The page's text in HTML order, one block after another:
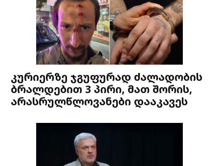
კურიერზე ჯგუფურად ძალადობის
ბრალდებით 3 პირი, მათ შორის,
არასრულწლოვანები დააკავეს